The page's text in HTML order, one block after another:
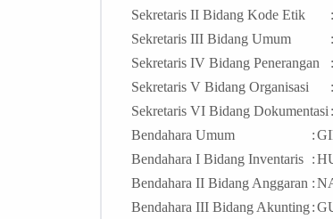
Sekretaris II Bidang Kode Etik
:
Sekretaris III Bidang Umum
:
Sekretaris IV Bidang Penerangan
:
Sekretaris V Bidang Organisasi
:
Sekretaris VI Bidang Dokumentasi :
Bendahara Umum
:
Bendahara I Bidang Inventaris :
Bendahara II Bidang Anggaran :
Bendahara III Bidang Akunting: